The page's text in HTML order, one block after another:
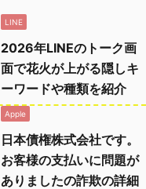
LINE
2026年LINEのトーク画
面で花火が上がる隠しキ
ーワードや種類を紹介
Apple
日本債権株式会社です。
お客様の支払いに問題が
ありましたの詐欺の詳細